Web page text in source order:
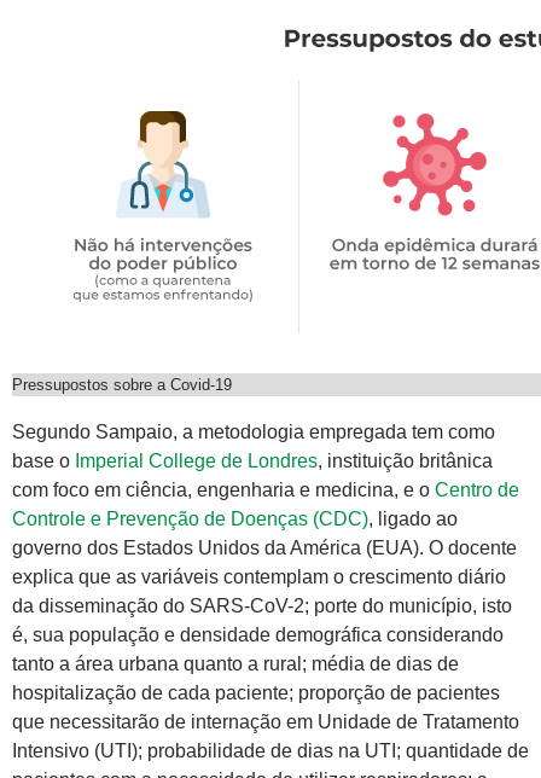
Pressupostos sobre a Covid-19
Segundo Sampaio, a metodologia empregada tem como
base o Imperial College de Londres, instituição britânica
com foco em ciência, engenharia e medicina, e o Centro de
Controle e Prevenção de Doenças (CDC), ligado ao
governo dos Estados Unidos da América (EUA). O docente
explica que as variáveis contemplam o crescimento diário
da disseminação do SARS-CoV-2; porte do município, isto
é, sua população e densidade demográfica considerando
tanto a área urbana quanto a rural; média de dias de
hospitalização de cada paciente; proporção de pacientes
que necessitarão de internação em Unidade de Tratamento
Intensivo (UTI); probabilidade de dias na UTI; quantidade de